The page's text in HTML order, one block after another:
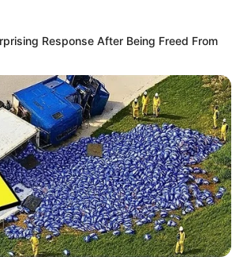
Response After Being Freed From